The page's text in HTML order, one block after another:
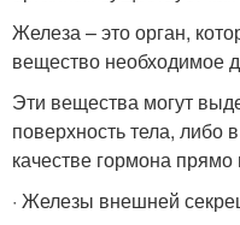
Железа – это орган,
вещество необходимое
Эти вещества могут
поверхность тела, либо
качестве гормона прямо
· Железы внешней